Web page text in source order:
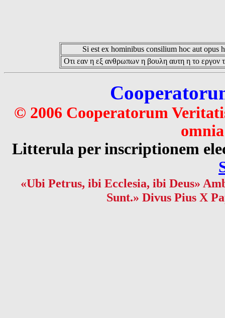
Si est ex hominibus consilium hoc aut opus
Οτι εαν η εξ ανθρωπων η βουλη αυτη η το εργον
© 2006 Cooperatorum
Litterula per inscriptionem
«Ubi Petrus, ibi Ecclesia, ibi Deus»
Sunt.» Divus Pius X